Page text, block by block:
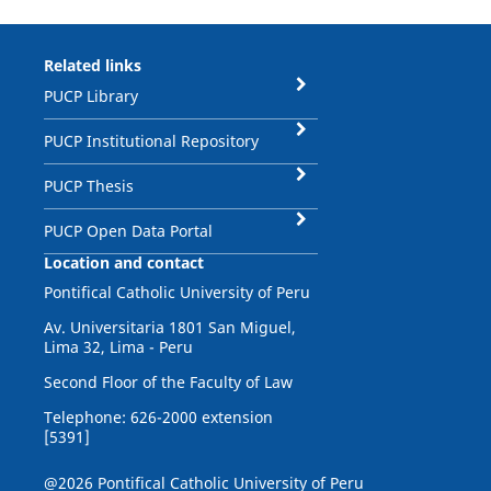
Related links
PUCP Library
PUCP Institutional Repository
PUCP Thesis
PUCP Open Data Portal
Location and contact
Pontifical Catholic University of Peru
Av. Universitaria 1801 San Miguel,
Lima 32, Lima - Peru
Second Floor of the Faculty of Law
Telephone: 626-2000 extension
[5391]
@2026 Pontifical Catholic University of Peru